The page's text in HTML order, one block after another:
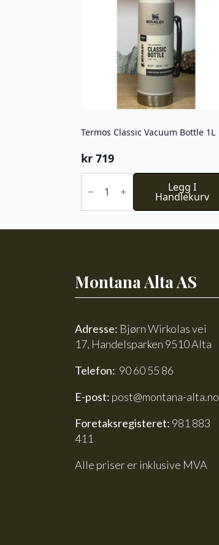
Termos Classic Vacuum Bottle 1L
kr 719
Termos
Classic
Vacuum
Bottle
antall
Legg I
Handlekurv
Montana Alta AS
Adresse: Bjørn Wirkolas vei
17, Handelsparken 9510 Alta
Telefon: 90 60 55 86
E-post: post@montana-alta.no
Foretaksregisteret: 981 883
411
Alle priser er inklusive MVA